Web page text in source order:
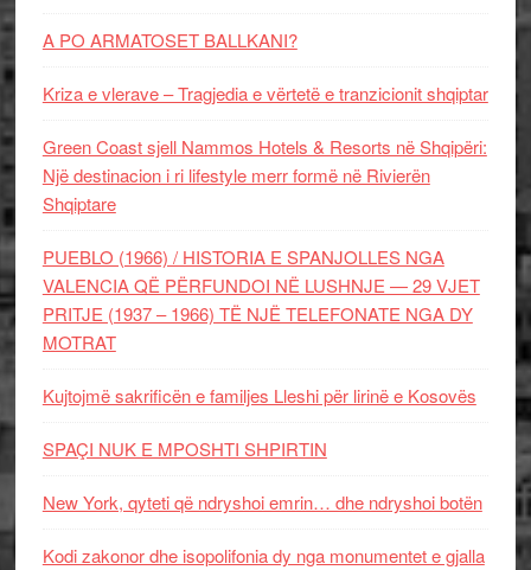
A PO ARMATOSET BALLKANI?
Kriza e vlerave – Tragjedia e vërtetë e tranzicionit shqiptar
Green Coast sjell Nammos Hotels & Resorts në Shqipëri:
Një destinacion i ri lifestyle merr formë në Rivierën
Shqiptare
PUEBLO (1966) / HISTORIA E SPANJOLLES NGA
VALENCIA QË PËRFUNDOI NË LUSHNJE — 29 VJET
PRITJE (1937 – 1966) TË NJË TELEFONATE NGA DY
MOTRAT
Kujtojmë sakrificën e familjes Lleshi për lirinë e Kosovës
SPAÇI NUK E MPOSHTI SHPIRTIN
New York, qyteti që ndryshoi emrin… dhe ndryshoi botën
Kodi zakonor dhe isopolifonia dy nga monumentet e gjalla